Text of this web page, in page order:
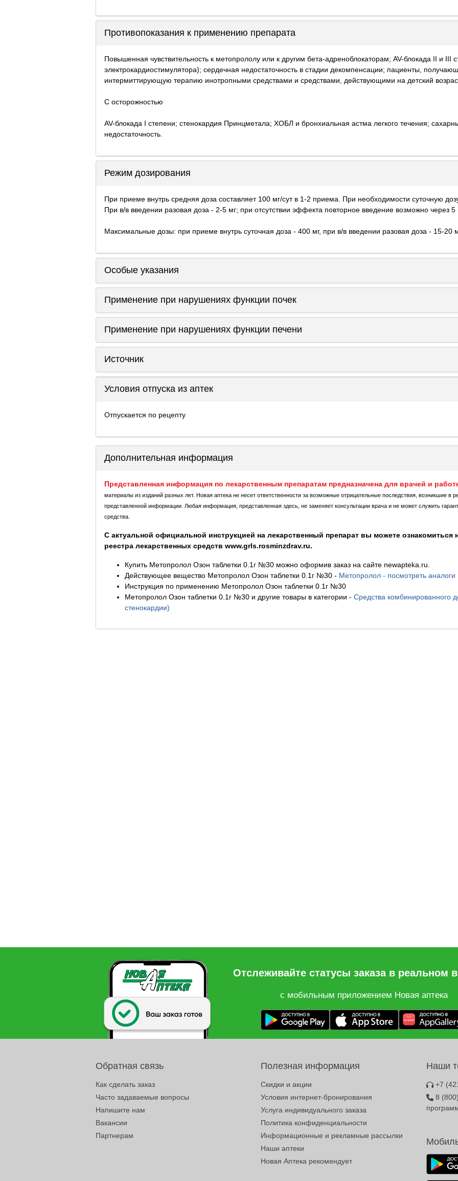
Противопоказания к применению препарата
Повышенная чувствительность к метопрололу или к другим бета-адреноблокаторам; AV-блокада II и III
электрокардиостимулятора); сердечная недостаточность в стадии декомпенсации; пациенты,
интермиттирующую терапию инотропными средствами и средствами, действующими на детский
С осторожностью
AV-блокада I степени; стенокардия Принцметала; ХОБЛ и бронхиальная астма легкого течения;
недостаточность.
Режим дозирования
При приеме внутрь средняя доза составляет 100 мг/сут в 1-2 приема. При необходимости суточную
При в/в введении разовая доза - 2-5 мг; при отсутствии эффекта повторное введение возможно через 5
Максимальные дозы: при приеме внутрь суточная доза - 400 мг, при в/в введении разовая доза - 15-20
Особые указания
Применение при нарушениях функции почек
Применение при нарушениях функции печени
Источник
Условия отпуска из аптек
Отпускается по рецепту
Дополнительная информация
Представленная информация по лекарственным препаратам предназначена для врачей и
материалы из изданий разных лет. Новая аптека не несет ответственности за возможные отрицательные последствия, возникшие в
представленной информации. Любая информация, представленная здесь, не заменяет консультации врача и не может служить
средства.
С актуальной официальной инструкцией на лекарственный препарат вы можете ознакомиться
реестра лекарственных средств www.grls.rosminzdrav.ru.
Купить Метопролол Озон таблетки 0.1г №30 можно оформив заказ на сайте newapteka.ru.
Действующее вещество Метопролол Озон таблетки 0.1г №30 - Метопролол - посмотреть аналоги
Инструкция по применению Метопролол Озон таблетки 0.1г №30
Метопролол Озон таблетки 0.1г №30 и другие товары в категории - Средства комбинированного
стенокардии)
Отслеживайте статусы заказа в реальном
с мобильным приложением Новая аптека
Обратная связь
Как сделать заказ
Часто задаваемые вопросы
Напишите нам
Вакансии
Партнерам
Полезная информация
Скидки и акции
Условия интернет-бронирования
Услуга индивидуального заказа
Политика конфиденциальности
Информационные и рекламные рассылки
Наши аптеки
Новая Аптека рекомендует
Наши
+7
8